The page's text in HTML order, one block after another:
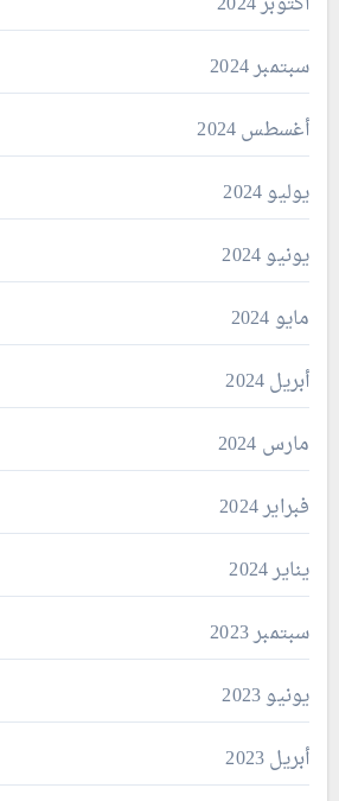
سبتمبر 2024
أغسطس 2024
يوليو 2024
يونيو 2024
مايو 2024
أبريل 2024
مارس 2024
فبراير 2024
يناير 2024
سبتمبر 2023
يونيو 2023
أبريل 2023